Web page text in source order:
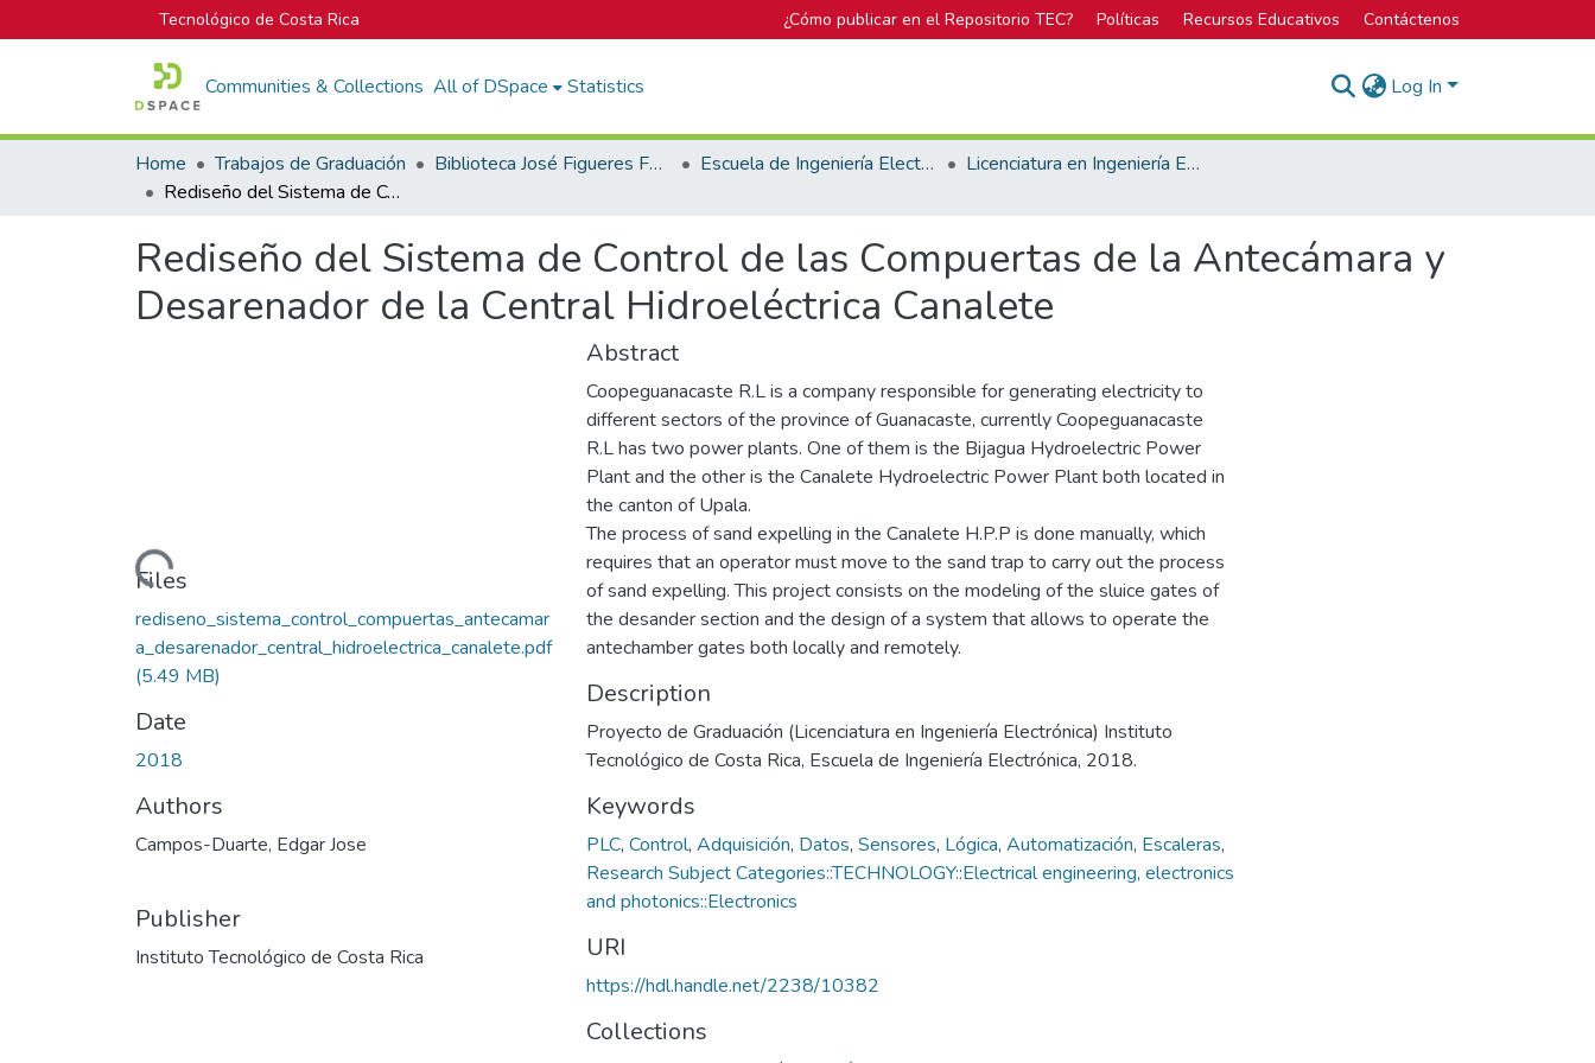
Tecnológico de Costa Rica ¿Cómo publicar en el Repositorio TEC? Políticas Recursos Educativos Contáctenos
Communities & Collections All of DSpace Statistics Log In
Home Trabajos de Graduación Biblioteca José Figueres Ferrer Escuela de Ingeniería Electrónica
Licenciatura en Ingeniería Electrónica
Rediseño del Sistema de Control de las Compuertas de la Antecámara y Desarenador de la Central Hidroeléctrica Canalete
Rediseño del Sistema de Control de las Compuertas de la Antecámara y
Desarenador de la Central Hidroeléctrica Canalete
Loading...
Files
rediseno_sistema_control_compuertas_antecamar
a_desarenador_central_hidroelectrica_canalete.pdf
(5.49 MB)
Date
2018
Authors
Campos-Duarte, Edgar Jose
Publisher
Instituto Tecnológico de Costa Rica
Abstract
Coopeguanacaste R.L is a company responsible for generating electricity to
different sectors of the province of Guanacaste, currently Coopeguanacaste
R.L has two power plants. One of them is the Bijagua Hydroelectric Power
Plant and the other is the Canalete Hydroelectric Power Plant both located in
the canton of Upala.
The process of sand expelling in the Canalete H.P.P is done manually, which
requires that an operator must move to the sand trap to carry out the process
of sand expelling. This project consists on the modeling of the sluice gates of
the desander section and the design of a system that allows to operate the
antechamber gates both locally and remotely.
Description
Proyecto de Graduación (Licenciatura en Ingeniería Electrónica) Instituto
Tecnológico de Costa Rica, Escuela de Ingeniería Electrónica, 2018.
Keywords
PLC, Control, Adquisición, Datos, Sensores, Lógica, Automatización, Escaleras,
Research Subject Categories::TECHNOLOGY::Electrical engineering, electronics
and photonics::Electronics
URI
https://hdl.handle.net/2238/10382
Collections